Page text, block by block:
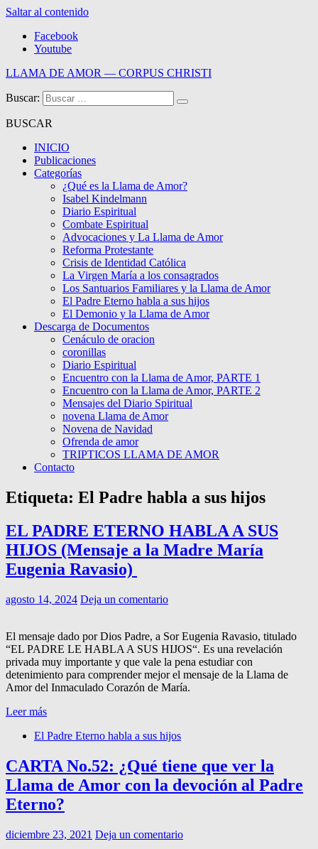
Saltar al contenido
Facebook
Youtube
LLAMA DE AMOR — CORPUS CHRISTI
Blog de la Llama de Amor
Buscar:
BUSCAR
INICIO
Publicaciones
Categorías
¿Qué es la Llama de Amor?
Isabel Kindelmann
Diario Espiritual
Combate Espiritual
Advocaciones y La Llama de Amor
Reforma Protestante
Crisis de Identidad Católica
La Virgen María a los consagrados
Los Santuarios Familiares y la Llama de Amor
El Padre Eterno habla a sus hijos
El Demonio y la Llama de Amor
Descarga de Documentos
Cenáculo de oracion
coronillas
Diario Espiritual
Encuentro con la Llama de Amor, PARTE 1
Encuentro con la Llama de Amor, PARTE 2
Mensajes del Diario Spiritual
novena Llama de Amor
Novena de Navidad
Ofrenda de amor
TRIPTICOS LLAMA DE AMOR
Contacto
Etiqueta: El Padre habla a sus hijos
EL PADRE ETERNO HABLA A SUS
HIJOS (Mensaje a la Madre María
Eugenia Ravasio)
agosto 14, 2024 Deja un comentario
El mensaje dado por Dios Padre, a Sor Eugenia Ravasio, titulado
“EL PADRE LE HABLA A SUS HIJOS“. Es una revelación
privada muy importante y que vale la pena estudiar con
detenimiento para comprender mejor el mensaje de la Llama de
Amor del Inmaculado Corazón de María.
Leer más
El Padre Eterno habla a sus hijos
CARTA No.52: ¿Qué tiene que ver la
Llama de Amor con la devoción al Padre
Eterno?
diciembre 23, 2021 Deja un comentario